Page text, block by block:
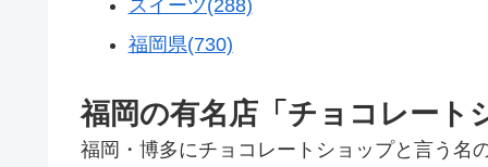
スイーツ(288)
福岡県(730)
福岡の有名店「チョコレート
福岡・博多にチョコレートショップと言う名